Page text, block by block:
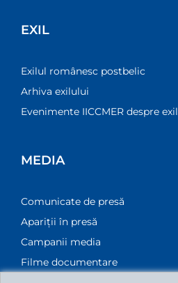
EXIL
Exilul românesc postbelic
Arhiva exilului
Evenimente IICCMER despre exil
MEDIA
Comunicate de presă
Apariții în presă
Campanii media
Filme documentare